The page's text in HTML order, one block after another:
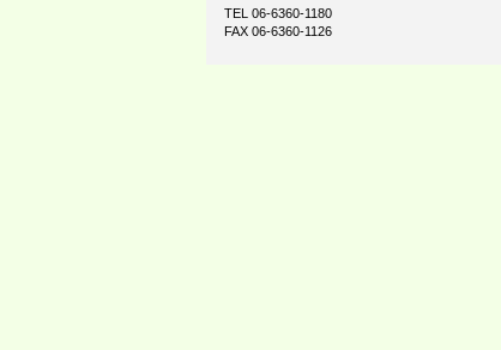
TEL 06-6360-1180
FAX 06-6360-1126